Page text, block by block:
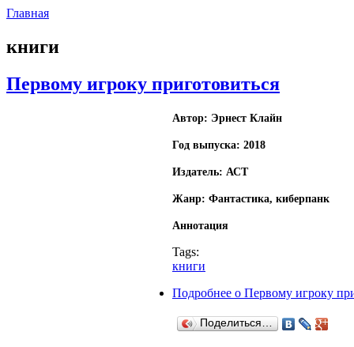
Главная
книги
Первому игроку приготовиться
Автор: Эрнест Клайн
Год выпуска: 2018
Издатель: АСТ
Жанр: Фантастика, киберпанк
Аннотация
Tags:
книги
Подробнее о Первому игроку
Поделиться…